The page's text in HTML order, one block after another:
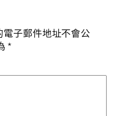
子郵件地址不會公
*